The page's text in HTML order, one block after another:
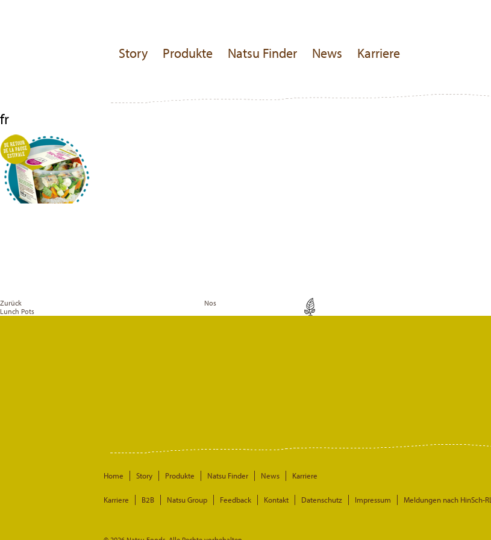
Story Produkte Natsu Finder News Karriere
fr
Zurück
Nos
Lunch Pots
Home Story Produkte Natsu Finder News Karriere
Karriere B2B Natsu Group Feedback Kontakt Datenschutz Impressum Meldungen nach HinSch-RL